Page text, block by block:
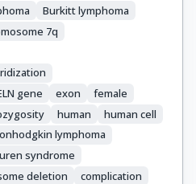
Burkitt lymphoma
7q
gene exon
female
human
human cell
lymphoma
syndrome
deletion
complication